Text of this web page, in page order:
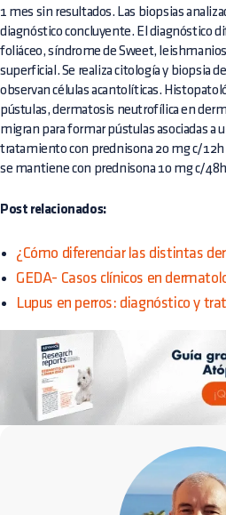
1 mes sin resultados. Las biopsias
diagnóstico concluyente. El diagnóstico
foliáceo, síndrome de Sweet,
superficial. Se realiza citología y biopsia
observan células acantolíticas.
pústulas, dermatosis neutrofílica en
migran para formar pústulas asociadas a
tratamiento con prednisona 20 mg c/12h
se mantiene con prednisona 10 mg c/
Post relacionados:
¿Cómo diferenciar las distintas
GEDA- Casos clínicos en
Lupus en perros: diagnóstico y